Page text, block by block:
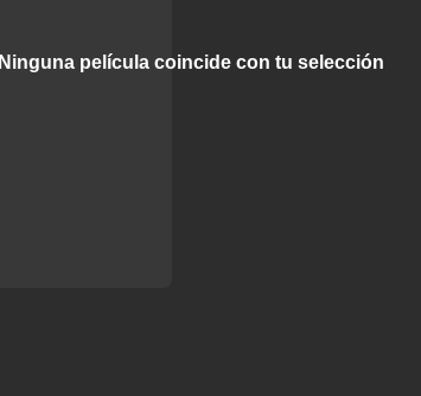
Ninguna película coincide con tu selección